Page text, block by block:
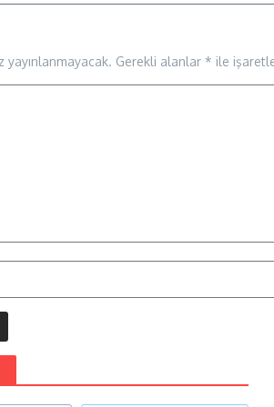
yayınlanmayacak. Gerekli alanlar * ile